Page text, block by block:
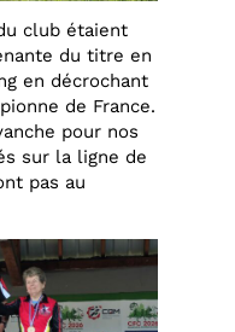
club étaient
du titre en
en décrochant
de France.
pour nos
sur la ligne de
pas au